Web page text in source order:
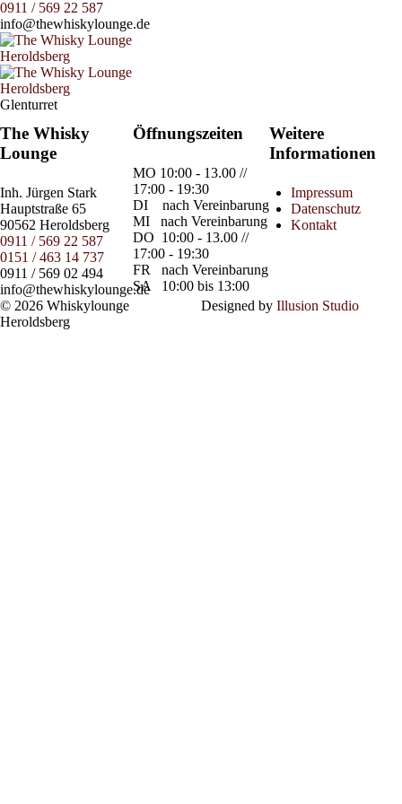
0911 / 569 22 587
info@thewhiskylounge.de
Glenturret
The Whisky
Lounge
Inh. Jürgen Stark
Hauptstraße 65
90562 Heroldsberg
0911 / 569 22 587
0151 / 463 14 737
0911 / 569 02 494
info@thewhiskylounge.de
Öffnungszeiten
MO 10:00 - 13.00 //
17:00 - 19:30
DI
nach Vereinbarung
MI
nach Vereinbarung
DO 10:00 - 13.00 //
17:00 - 19:30
FR
nach Vereinbarung
SA
10:00 bis 13:00
Weitere
Informationen
Impressum
Datenschutz
Kontakt
© 2026 Whiskylounge
Heroldsberg
Designed by Illusion Studio